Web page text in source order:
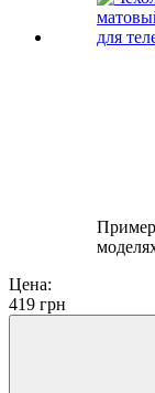
Пример
Цена:
419 грн